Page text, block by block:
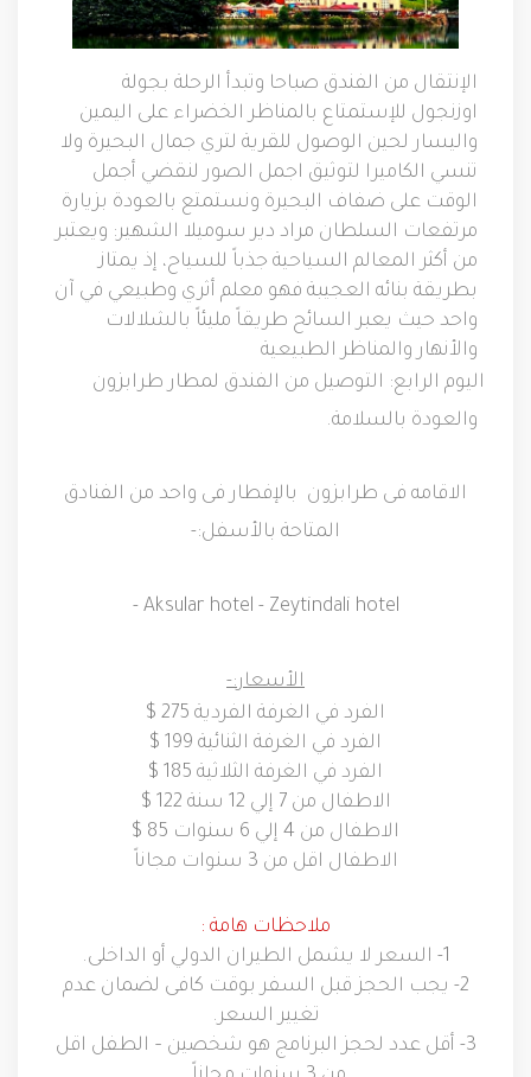
الإنتقال من الفندق صباحا وتبدأ الرحلة بجولة
اوزنجول للإستمتاع بالمناظر الخضراء على اليمين
واليسار لحين الوصول للقرية لتري جمال البحيرة ولا
تنسي الكاميرا لتوثيق اجمل الصور لنقضي أجمل
الوقت على ضفاف البحيرة ونستمتع بالعودة بزيارة
مرتفعات السلطان مراد دير سوميلا الشهير: ويعتبر
من أكثر المعالم السياحية جذباً للسياح، إذ يمتاز
بطريقة بنائه العجيبة فهو معلم أثري وطبيعي في آن
واحد حيث يعبر السائح طريقاً مليئاً بالشلالات
والأنهار والمناظر الطبيعية
اليوم الرابع: التوصيل من الفندق لمطار طرابزون
والعودة بالسلامة.
الاقامه فى طرابزون بالإفطار فى واحد من الفنادق
المتاحة بالأسفل:-
- Aksular hotel - Zeytindali hotel
الأسعار:-
الفرد في الغرفة الفردية 275 $
الفرد في الغرفة الثنائية 199 $
الفرد في الغرفة الثلاثية 185 $
الاطفال من 7 إلي 12 سنة 122 $
الاطفال من 4 إلي 6 سنوات 85 $
الاطفال اقل من 3 سنوات مجاناً
ملاحظات هامة :
1- السعر لا يشمل الطيران الدولي أو الداخلى.
2- يجب الحجز قبل السفر بوقت كافى لضمان عدم
تغيير السعر .
3- أقل عدد لحجز البرنامج هو شخصين – الطفل اقل